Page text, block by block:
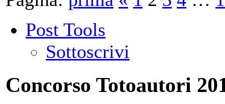
Post Tools
Sottoscrivi
Concorso Totoautori